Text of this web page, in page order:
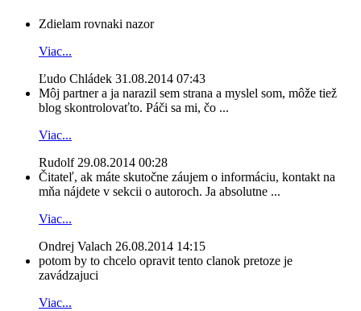
Zdielam rovnaki nazor
Viac...
Ľudo Chládek 31.08.2014 07:43
Môj partner a ja narazil sem strana a myslel som, môže tiež
blog skontrolovaťto. Páči sa mi, čo ...
Viac...
Rudolf 29.08.2014 00:28
Čitateľ, ak máte skutočne záujem o informáciu, kontakt na
mňa nájdete v sekcii o autoroch. Ja absolutne ...
Viac...
Ondrej Valach 26.08.2014 14:15
potom by to chcelo opravit tento clanok pretoze je
zavádzajuci
Viac...